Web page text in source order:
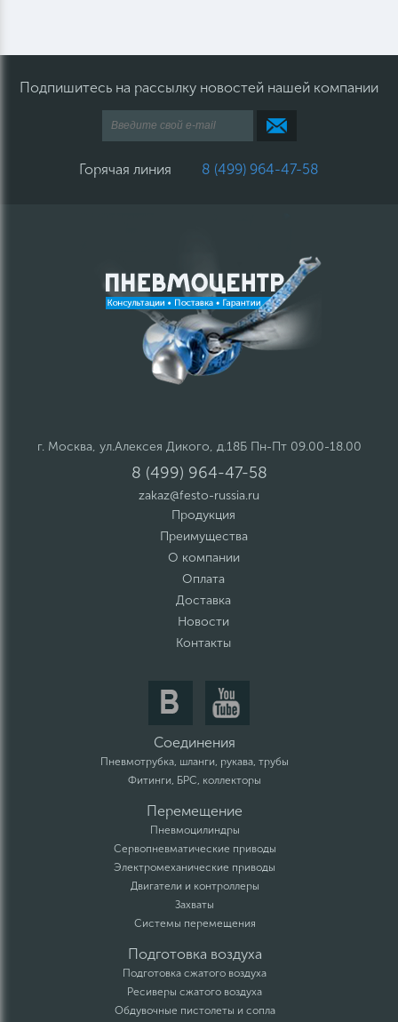
Подпишитесь на рассылку новостей нашей компании
Горячая линия 8 (499) 964-47-58
г. Москва, ул.Алексея Дикого, д.18Б Пн-Пт 09.00-18.00
8 (499) 964-47-58
zakaz@festo-russia.ru
Продукция
Преимущества
О компании
Оплата
Доставка
Новости
Контакты
Соединения
Пневмотрубка, шланги, рукава, трубы
Фитинги, БРС, коллекторы
Перемещение
Пневмоцилиндры
Сервопневматические приводы
Электромеханические приводы
Двигатели и контроллеры
Захваты
Системы перемещения
Подготовка воздуха
Подготовка сжатого воздуха
Ресиверы сжатого воздуха
Обдувочные пистолеты и сопла